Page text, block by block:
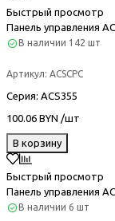
Быстрый просмотр
Панель управления
В наличии 142 шт
Артикул: ACSCPC
Серия: ACS355
100.06 BYN /шт
В корзину
Быстрый просмотр
Панель управления
В наличии 6 шт